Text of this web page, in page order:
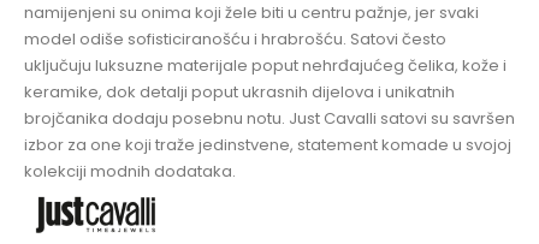
namijenjeni su onima koji žele biti u centru pažnje, jer svaki
model odiše sofisticiranošću i hrabrošću. Satovi često
uključuju luksuzne materijale poput nehrđajućeg čelika, kože i
keramike, dok detalji poput ukrasnih dijelova i unikatnih
brojčanika dodaju posebnu notu. Just Cavalli satovi su savršen
izbor za one koji traže jedinstvene, statement komade u svojoj
kolekciji modnih dodataka.